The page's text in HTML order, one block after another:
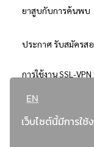
EN
เว็บไซต์นี้มีการใช้
ยาสูบกับการค้นพบ
ประกาศ รับสมัครส
การใช้งาน SSL-
..ยอดนิยม..